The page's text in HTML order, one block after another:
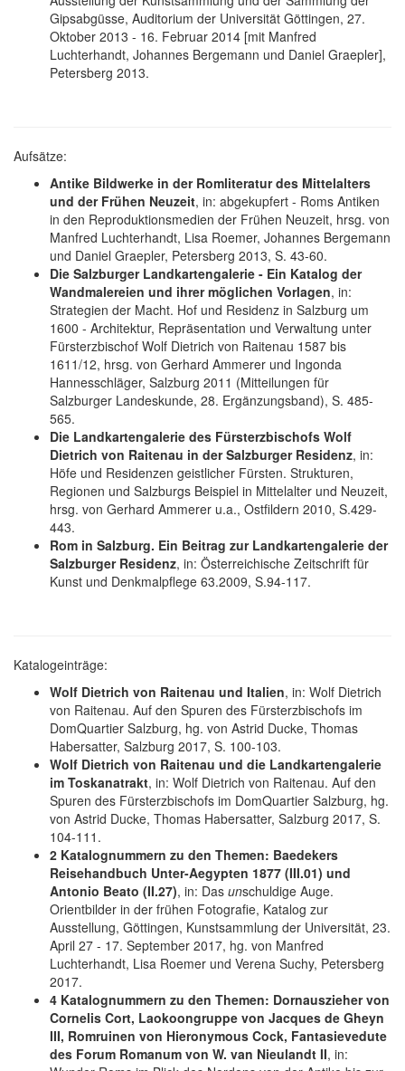
Gipsabgüsse, Auditorium der Universität Göttingen, 27.
Oktober 2013 - 16. Februar 2014 [mit Manfred
Luchterhandt, Johannes Bergemann und Daniel Graepler],
Petersberg 2013.
Aufsätze:
Antike Bildwerke in der Romliteratur des Mittelalters
und der Frühen Neuzeit, in: abgekupfert - Roms Antiken
in den Reproduktionsmedien der Frühen Neuzeit, hrsg. von
Manfred Luchterhandt, Lisa Roemer, Johannes Bergemann
und Daniel Graepler, Petersberg 2013, S. 43-60.
Die Salzburger Landkartengalerie - Ein Katalog der
Wandmalereien und ihrer möglichen Vorlagen, in:
Strategien der Macht. Hof und Residenz in Salzburg um
1600 - Architektur, Repräsentation und Verwaltung unter
Fürsterzbischof Wolf Dietrich von Raitenau 1587 bis
1611/12, hrsg. von Gerhard Ammerer und Ingonda
Hannesschläger, Salzburg 2011 (Mitteilungen für
Salzburger Landeskunde, 28. Ergänzungsband), S. 485-
565.
Die Landkartengalerie des Fürsterzbischofs Wolf
Dietrich von Raitenau in der Salzburger Residenz, in:
Höfe und Residenzen geistlicher Fürsten. Strukturen,
Regionen und Salzburgs Beispiel in Mittelalter und Neuzeit,
hrsg. von Gerhard Ammerer u.a., Ostfildern 2010, S.429-
443.
Rom in Salzburg. Ein Beitrag zur Landkartengalerie der
Salzburger Residenz, in: Österreichische Zeitschrift für
Kunst und Denkmalpflege 63.2009, S.94-117.
Katalogeinträge:
Wolf Dietrich von Raitenau und Italien, in: Wolf Dietrich
von Raitenau. Auf den Spuren des Fürsterzbischofs im
DomQuartier Salzburg, hg. von Astrid Ducke, Thomas
Habersatter, Salzburg 2017, S. 100-103.
Wolf Dietrich von Raitenau und die Landkartengalerie
im Toskanatrakt, in: Wolf Dietrich von Raitenau. Auf den
Spuren des Fürsterzbischofs im DomQuartier Salzburg, hg.
von Astrid Ducke, Thomas Habersatter, Salzburg 2017, S.
104-111.
2 Katalognummern zu den Themen: Baedekers
Reisehandbuch Unter-Aegypten 1877 (III.01) und
Antonio Beato (II.27), in: Das unschuldige Auge.
Orientbilder in der frühen Fotografie, Katalog zur
Ausstellung, Göttingen, Kunstsammlung der Universität, 23.
April 27 - 17. September 2017, hg. von Manfred
Luchterhandt, Lisa Roemer und Verena Suchy, Petersberg
2017.
4 Katalognummern zu den Themen: Dornauszieher von
Cornelis Cort, Laokoongruppe von Jacques de Gheyn
III, Romruinen von Hieronymous Cock, Fantasievedute
des Forum Romanum von W. van Nieulandt II, in: